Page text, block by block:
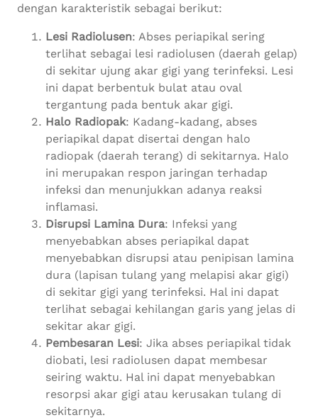
dengan karakteristik sebagai berikut:
Lesi Radiolusen: Abses periapikal sering
terlihat sebagai lesi radiolusen (daerah gelap)
di sekitar ujung akar gigi yang terinfeksi. Lesi
ini dapat berbentuk bulat atau oval
tergantung pada bentuk akar gigi.
Halo Radiopak: Kadang-kadang, abses
periapikal dapat disertai dengan halo
radiopak (daerah terang) di sekitarnya. Halo
ini merupakan respon jaringan terhadap
infeksi dan menunjukkan adanya reaksi
inflamasi.
Disrupsi Lamina Dura: Infeksi yang
menyebabkan abses periapikal dapat
menyebabkan disrupsi atau penipisan lamina
dura (lapisan tulang yang melapisi akar gigi)
di sekitar gigi yang terinfeksi. Hal ini dapat
terlihat sebagai kehilangan garis yang jelas di
sekitar akar gigi.
Pembesaran Lesi: Jika abses periapikal tidak
diobati, lesi radiolusen dapat membesar
seiring waktu. Hal ini dapat menyebabkan
resorpsi akar gigi atau kerusakan tulang di
sekitarnya.